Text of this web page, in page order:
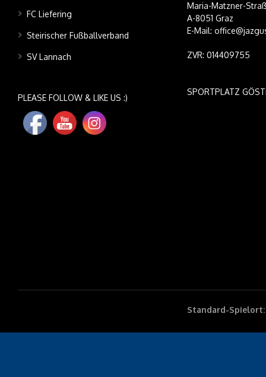
FC Liefering
Steirischer Fußballverband
SV Lannach
PLEASE FOLLOW & LIKE US :)
Maria-Matzner-
A-8051 Graz
E-Mail:
ZVR: 014409755
SPORTPLATZ
Standard-Spielort: